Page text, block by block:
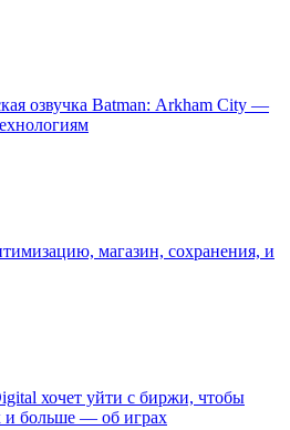
озвучка Batman: Arkham City —
магазин, сохранения, и
хочет уйти с биржи, чтобы
и больше — об играх